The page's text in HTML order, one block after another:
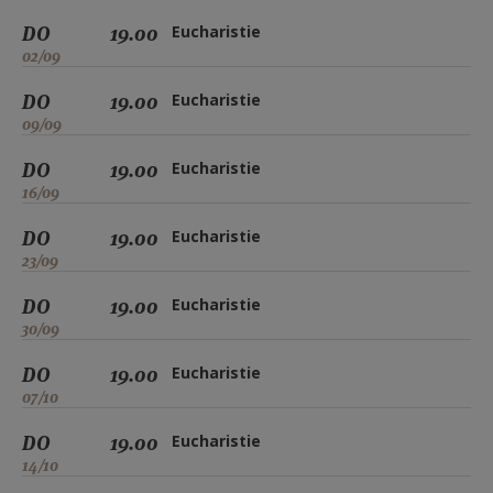
DO
02/09
19.00 Eucharistie
DO
09/09
19.00 Eucharistie
DO
16/09
19.00 Eucharistie
DO
23/09
19.00 Eucharistie
DO
30/09
19.00 Eucharistie
DO
07/10
19.00 Eucharistie
DO
14/10
19.00 Eucharistie